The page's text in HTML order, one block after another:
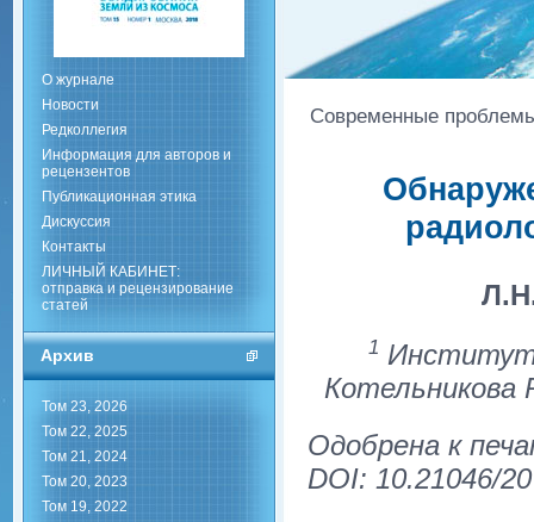
О журнале
Новости
Редколлегия
Информация для авторов и
рецензентов
Публикационная этика
Дискуссия
Контакты
ЛИЧНЫЙ КАБИНЕТ:
отправка и рецензирование
статей
Архив
Том 23, 2026
Том 22, 2025
Том 21, 2024
Том 20, 2023
Том 19, 2022
Современные
1 Институт
Котельникова
Одобрена к
DOI: 10.21046/